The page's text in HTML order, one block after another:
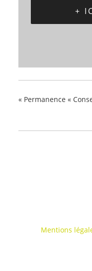
+
« Permanence «
Mentions